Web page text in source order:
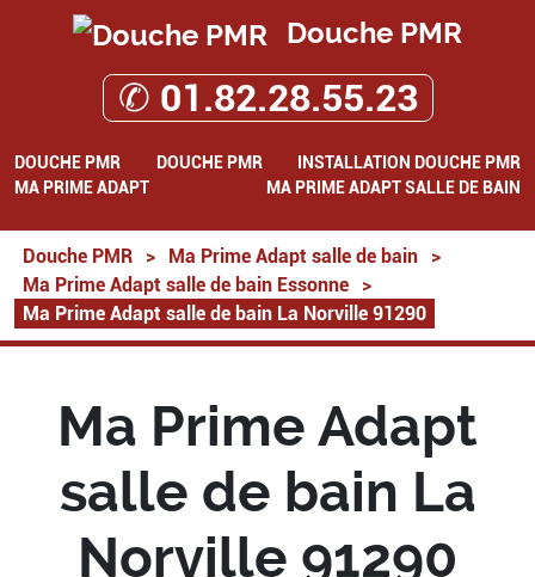
Douche PMR
✆ 01.82.28.55.23
DOUCHE PMR DOUCHE PMR
INSTALLATION DOUCHE PMR
MA PRIME ADAPT
MA PRIME ADAPT SALLE DE BAIN
Douche PMR > Ma Prime Adapt salle de bain
>
Ma Prime Adapt salle de bain Essonne
>
Ma Prime Adapt salle de bain La Norville 91290
Ma Prime Adapt
salle de bain La
Norville 91290